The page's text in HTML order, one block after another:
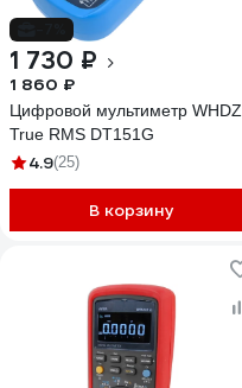
1 730 ₽
1 860 ₽
Цифровой мультиметр WHDZ
True RMS DT151G
4.9(25)
В корзину